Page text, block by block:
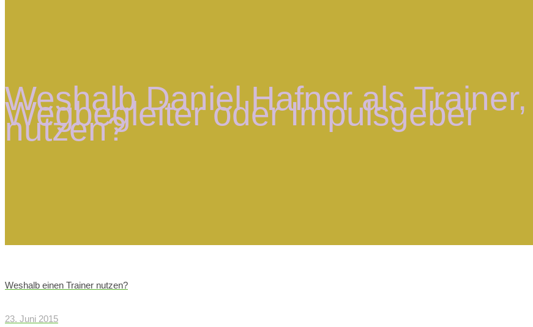
Weshalb Daniel Hafner als Trainer,
Wegbegleiter oder Impulsgeber
nutzen?
Weshalb einen Trainer nutzen?
23. Juni 2015